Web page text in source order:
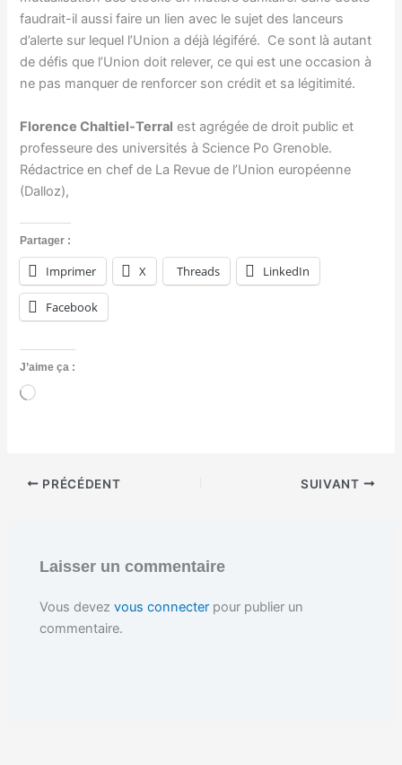
faudrait-il aussi faire un lien avec le sujet des lanceurs
d’alerte sur lequel l’Union a déjà légiféré. Ce sont là autant
de défis que l’Union doit relever, ce qui est une occasion à
ne pas manquer de renforcer son crédit et sa légitimité.
Florence Chaltiel-Terral est agrégée de droit public et
professeure des universités à Science Po Grenoble.
Rédactrice en chef de La Revue de l’Union européenne
(Dalloz),
Partager :
Imprimer X Threads LinkedIn
Facebook
J’aime ça :
C
…
PRÉCÉDENT SUIVANT
Laisser un commentaire
Vous devezvous connecter pour publier un
commentaire.